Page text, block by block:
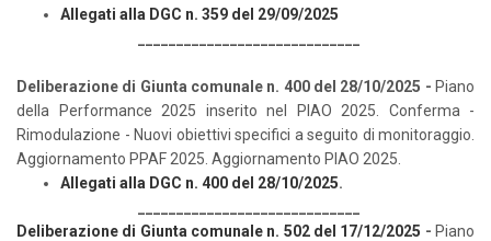
Allegati alla DGC n. 359 del 29/09/2025
Deliberazione di Giunta comunale n. 400 del 28/10/2025 - Piano
della Performance 2025 inserito nel PIAO 2025. Conferma -
Rimodulazione - Nuovi obiettivi specifici a seguito di monitoraggio.
Aggiornamento PPAF 2025. Aggiornamento PIAO 2025.
Allegati alla DGC n. 400 del 28/10/2025.
Deliberazione di Giunta comunale n. 502 del 17/12/2025 - Piano